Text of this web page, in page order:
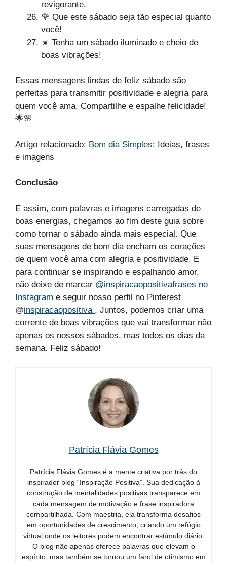
revigorante.
🌹 Que este sábado seja tão especial quanto
você!
☀️ Tenha um sábado iluminado e cheio de
boas vibrações!
Essas mensagens lindas de feliz sábado são
perfeitas para transmitir positividade e alegria para
quem você ama. Compartilhe e espalhe felicidade!
🌟🌸
Artigo relacionado: Bom dia Simples​: Ideias, frases
e imagens
Conclusão
E assim, com palavras e imagens carregadas de
boas energias, chegamos ao fim deste guia sobre
como tornar o sábado ainda mais especial. Que
suas mensagens de bom dia encham os corações
de quem você ama com alegria e positividade. E
para continuar se inspirando e espalhando amor,
não deixe de marcar @inspiracaopositivafrases no
Instagram e seguir nosso perfil no Pinterest
@inspiracaopositiva . Juntos, podemos criar uma
corrente de boas vibrações que vai transformar não
apenas os nossos sábados, mas todos os dias da
semana. Feliz sábado!
Patrícia Flávia Gomes
Patrícia Flávia Gomes é a mente criativa por trás do
inspirador blog “Inspiração Positiva”. Sua dedicação à
construção de mentalidades positivas transparece em
cada mensagem de motivação e frase inspiradora
compartilhada. Com maestria, ela transforma desafios
em oportunidades de crescimento, criando um refúgio
virtual onde os leitores podem encontrar estímulo diário.
O blog não apenas oferece palavras que elevam o
espírito, mas também se tornou um farol de otimismo em